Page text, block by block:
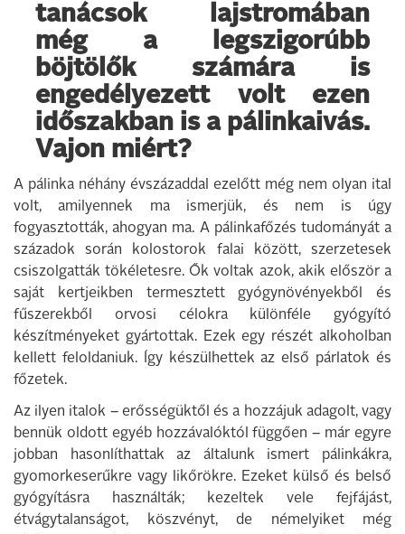
tanácsok lajstromában
még a legszigorúbb
böjtölők számára is
engedélyezett volt ezen
időszakban is a pálinkaivás.
Vajon miért?
A pálinka néhány évszázaddal ezelőtt még nem olyan ital
volt, amilyennek ma ismerjük, és nem is úgy
fogyasztották, ahogyan ma. A pálinkafőzés tudományát a
századok során kolostorok falai között, szerzetesek
csiszolgatták tökéletesre. Ők voltak azok, akik először a
saját kertjeikben termesztett gyógynövényekből és
fűszerekből orvosi célokra különféle gyógyító
készítményeket gyártottak. Ezek egy részét alkoholban
kellett feloldaniuk. Így készülhettek az első párlatok és
főzetek.
Az ilyen italok – erősségüktől és a hozzájuk adagolt, vagy
bennük oldott egyéb hozzávalóktól függően – már egyre
jobban hasonlíthattak az általunk ismert pálinkákra,
gyomorkeserűkre vagy likőrökre. Ezeket külső és belső
gyógyításra használták; kezeltek vele fejfájást,
étvágytalanságot, köszvényt, de némelyiket még